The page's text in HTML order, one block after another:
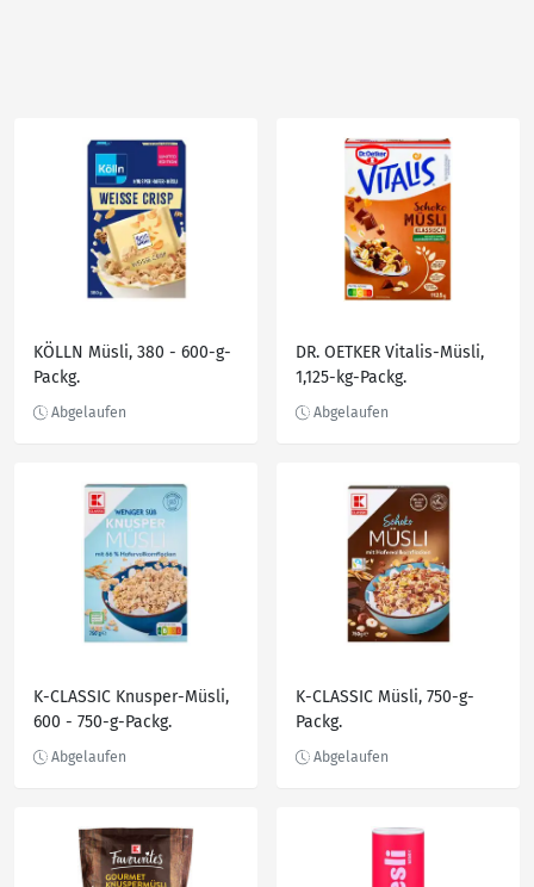
KÖLLN Müsli, 380 - 600-g-
Packg.
DR. OETKER Vitalis-Müsli,
1,125-kg-Packg.
K-CLASSIC Knusper-Müsli,
600 - 750-g-Packg.
K-CLASSIC Müsli, 750-g-
Packg.